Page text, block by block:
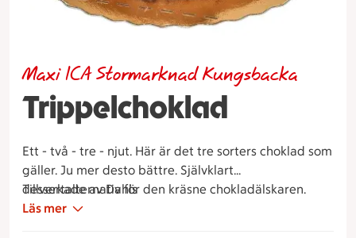
Trippelchoklad
Maxi ICA Stormarknad Kungsbacka
Ett - två - tre - njut. Här är det tre sorters choklad som
gäller. Ju mer desto bättre. Självklart
dessertalternativ för den kräsne chokladälskaren.
Tillverkade av Dahls
Läs mer